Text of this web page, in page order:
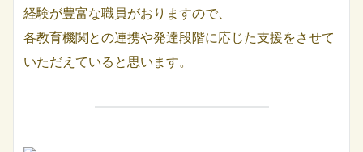
経験が豊富な職員がおりますので、
各教育機関との連携や発達段階に応じた支援をさせて
いただえていると思います。